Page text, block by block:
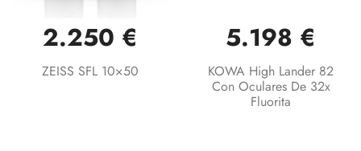
2.250 €
ZEISS SFL 10×50
5.198 €
KOWA High Lander 82
Con Oculares De 32x
Fluorita